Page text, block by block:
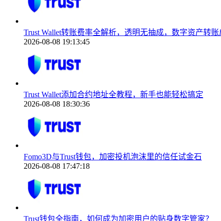
Trust Wallet转账费率全解析，透明无抽成，数字资产转
2026-08-08 19:13:45
Trust Wallet添加合约地址全教程，新手也能轻松搞定
2026-08-08 18:30:36
Fomo3D与Trust钱包，加密投机泡沫里的信任试金石
2026-08-08 17:47:18
Trust钱包全指南，如何成为加密用户的贴身数字管家？